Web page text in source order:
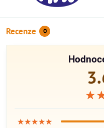
Recenze 0
★★★★★
★★★★★
★★★★★